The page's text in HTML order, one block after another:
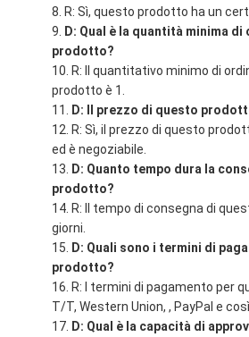
R: Sì, questo prodotto ha un
D: Qual è la quantità minima
prodotto?
R: Il quantitativo minimo di
prodotto è 1.
D: Il prezzo di questo
R: Sì, il prezzo di questo
ed è negoziabile.
D: Quanto tempo dura la
prodotto?
R: Il tempo di consegna di
giorni.
D: Quali sono i termini di
prodotto?
R: I termini di pagamento per
T/T, Western Union, , PayPal e così
D: Qual è la capacità di